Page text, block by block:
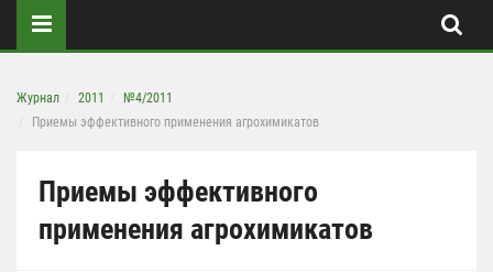
Журнал 2011
№4/2011
Приемы эффективного применения агрохимикатов
Приемы эффективного
применения агрохимикатов